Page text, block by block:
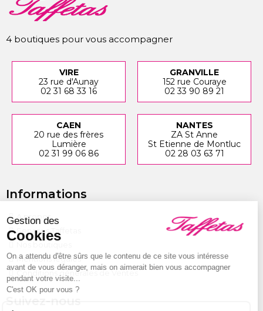
4 boutiques pour vous accompagner
VIRE
23 rue d'Aunay
02 31 68 33 16
GRANVILLE
152 rue Couraye
02 33 90 89 21
CAEN
20 rue des frères
Lumière
02 31 99 06 86
NANTES
ZA St Anne
St Etienne de Montluc
02 28 03 63 71
Informations
A propos
Services Taffetas
Mentions légales
Conditions générales de Ventes
Gestion des
Cookies
On a attendu d'être sûrs que le contenu de ce site vous intéresse
avant de vous déranger, mais on aimerait bien vous accompagner
pendant votre visite...
C'est OK pour vous ?